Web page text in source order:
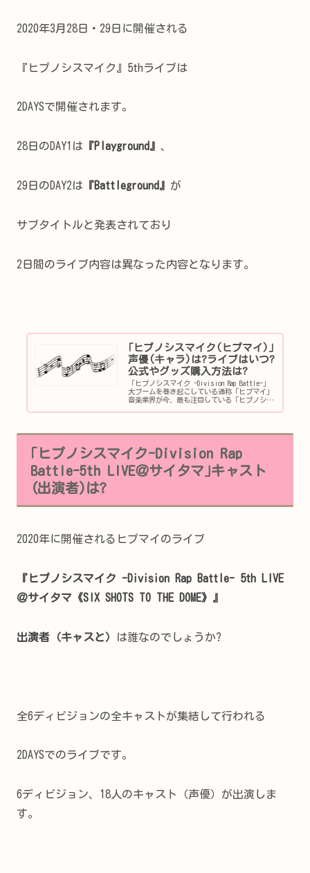
2020年3月28日・29日に開催される
『ヒプノシスマイク』5thライブは
2DAYSで開催されます。
28日のDAY1は 『Playground』 、
29日のDAY2は 『Battleground』 が
サブタイトルと発表されており
2日間のライブ内容は異なった内容となります。
｢ヒプノシスマイク(ヒプマイ)｣
声優(キャラ)は?ライブはいつ?
公式やグッズ購入方法は?
「ヒプノシスマイク -Division Rap Battle-」
大ブームを巻き起こしている通称「ヒプマイ」
音楽業界が今、最も注目している「ヒプノシス
｢ヒプノシスマイク-Division Rap
Battle-5th LIVE＠サイタマ｣キャスト
(出演者)は?
2020年に開催されるヒプマイのライブ
『ヒプノシスマイク -Division Rap Battle- 5th LIVE
＠サイタマ《SIX SHOTS TO THE DOME》』
出演者（キャスと） は誰なのでしょうか?
全6ディビジョンの全キャストが集結して行われる
2DAYSでのライブです。
6ディビジョン、18人のキャスト（声優）が出演しま
す。